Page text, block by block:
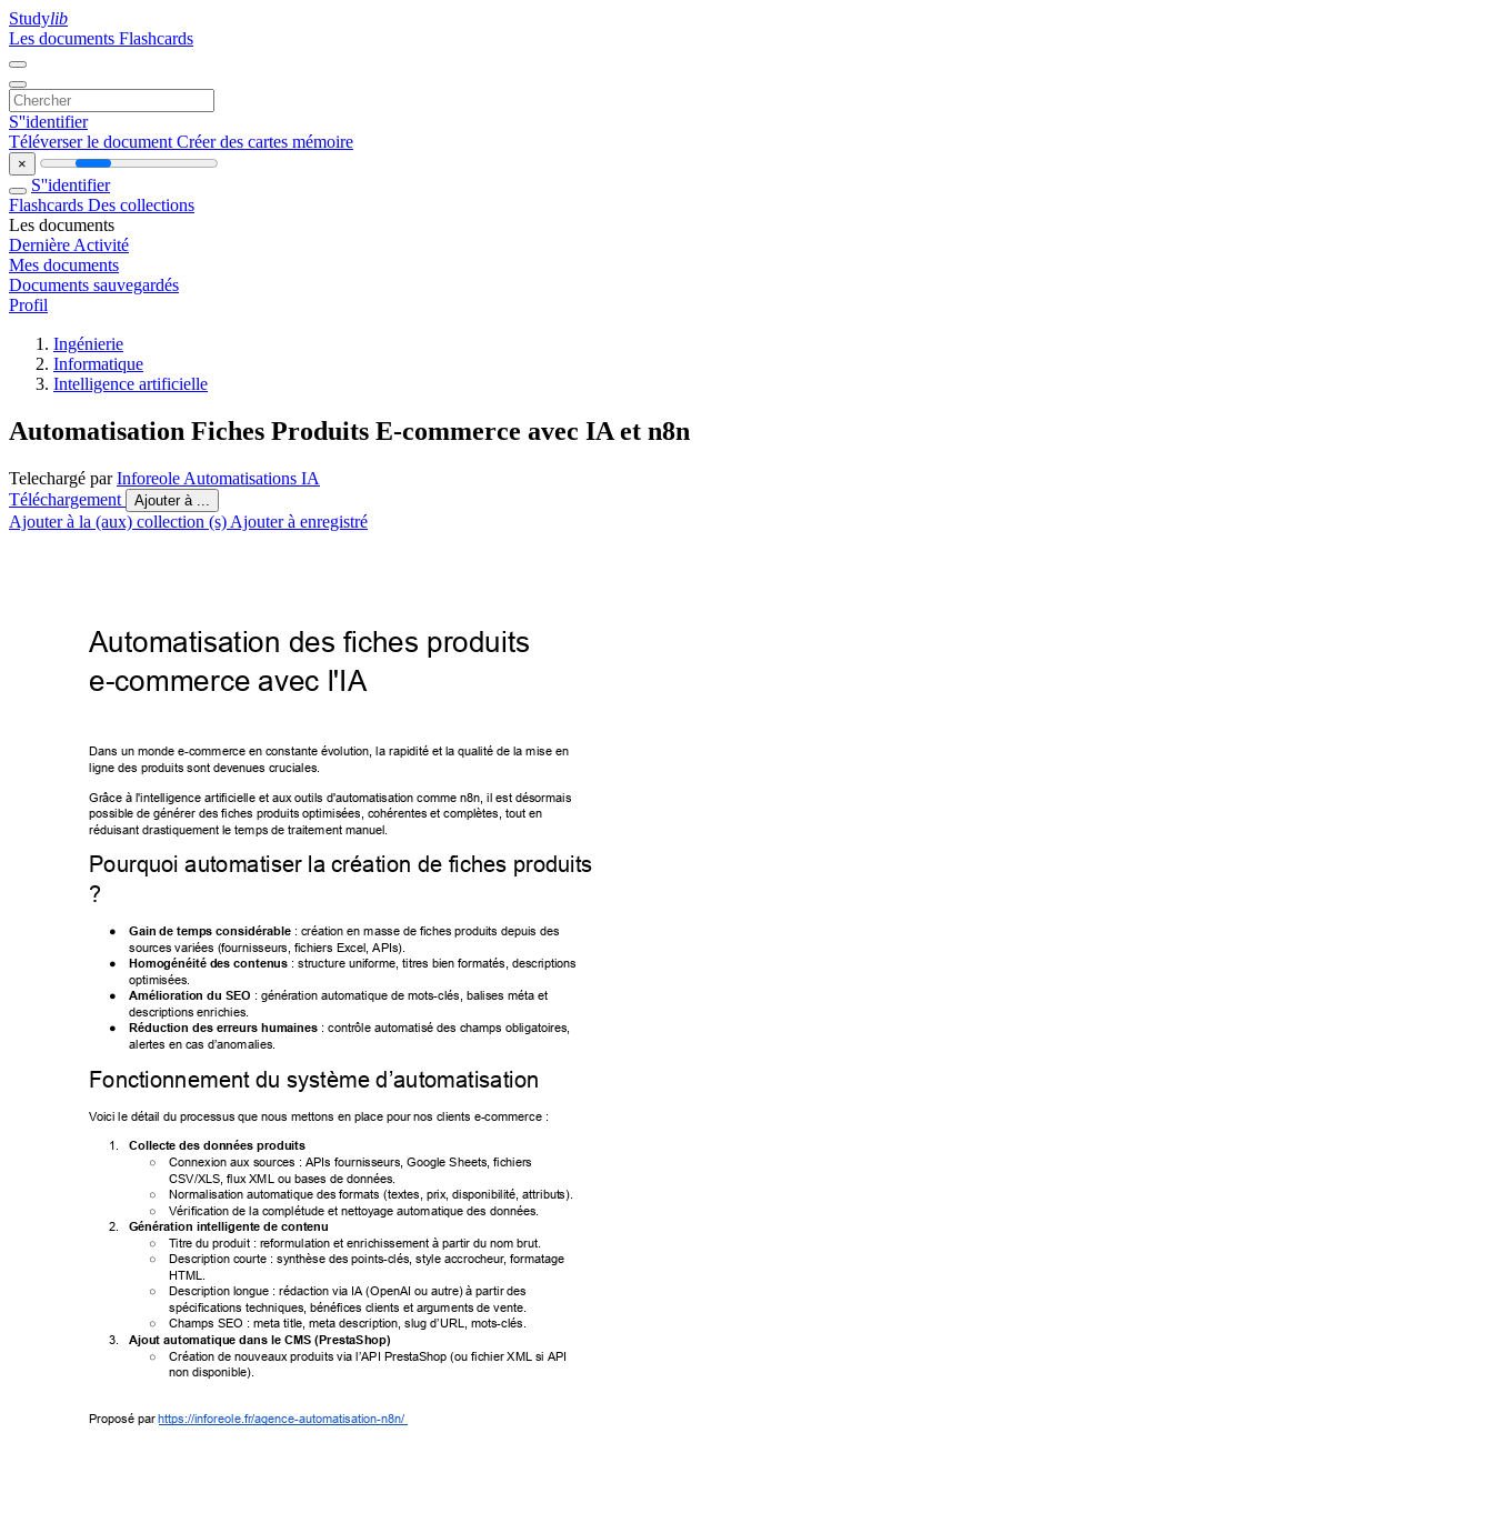
Studylib
Les documents Flashcards
S''identifier
Téléverser le document Créer des cartes mémoire
×
S''identifier
Flashcards Des collections
Les documents
Dernière Activité
Mes documents
Documents sauvegardés
Profil
Ingénierie
Informatique
Intelligence artificielle
Automatisation Fiches Produits E-commerce avec IA et n8n
Telechargé parInforeole Automatisations IA
Téléchargement
Ajouter à ...
Ajouter à la (aux) collection (s) Ajouter à enregistré
Automatisation des fiches produits
e-commerce avec l'IA
Dans un monde e-commerce en constante évolution, la rapidité et la qualité de la mise en
ligne des produits sont devenues cruciales.
Grâce à l'intelligence artificielle et aux outils d'automatisation comme n8n , il est désormais
possible de générer des fiches produits optimisées, cohérentes et complètes, tout en
réduisant drastiquement le temps de traitement manuel.
Pourquoi automatiser la création de fiches produits
?
● Gain de temps considérable : création en masse de fiches produits depuis des
sources variées (fournisseurs, fichiers Excel, APIs).
●
Homogénéité des contenus : structure uniforme, titres bien formatés, descriptions
optimisées.
●
Amélioration du SEO : génération automatique de mots-clés, balises méta et
descriptions enrichies.
●
Réduction des erreurs humaines : contrôle automatisé des champs obligatoires,
alertes en cas d’anomalies.
Fonctionnement du système d’automatisation
Voici le détail du processus que nous mettons en place pour nos clients e-commerce :
1.
Collecte des données produits
○
Connexion aux sources : APIs fournisseurs, Google Sheets, fichiers
CSV/XLS, flux XML ou bases de données.
○
Normalisation automatique des formats (textes, prix, disponibilité, attributs).
○
Vérification de la complétude et nettoyage automatique des données.
2.
Génération intelligente de contenu
○
Titre du produit : reformulation et enrichissement à partir du nom brut.
○
Description courte : synthèse des points-clés, style accrocheur, formatage
HTML.
○
Description longue : rédaction via IA (OpenAI ou autre) à partir des
spécifications techniques, bénéfices clients et arguments de vente.
○
Champs SEO : meta title, meta description, slug d’URL, mots-clés.
3.
Ajout automatique dans le CMS (PrestaShop)
○
Création de nouveaux produits via l’API PrestaShop (ou fichier XML si AP
non disponible).
Proposé par https://inforeole.fr/agence-automatisation-n8n/